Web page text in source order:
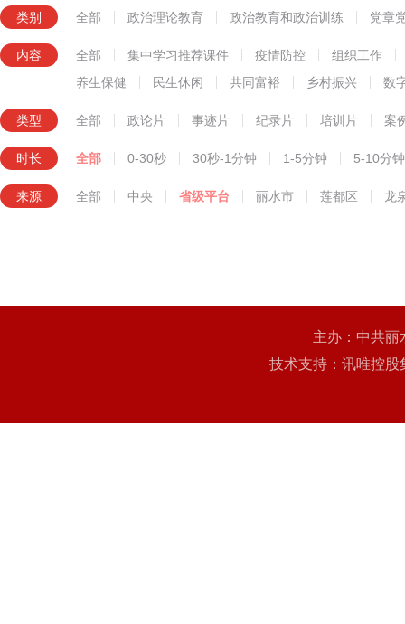
类别 全部 政治理论教育 政治教育和政治训练 党章
内容 全部 集中学习推荐课件 疫情防控
组织工作
养生保健
民生休闲 共同富裕 乡村振兴 数
类型 全部 政论片 事迹片 纪录片 培训片 案
时长 全部 0-30秒 30秒-1分钟 1-5分钟 5-10分钟
来源 全部 中央 省级平台 丽水市 莲都区 龙
主办：中共
技术支持：讯唯控